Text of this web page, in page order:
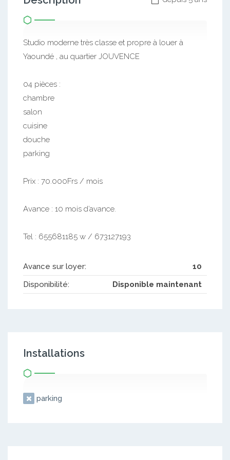
Studio moderne très classe et propre à louer à
Yaoundé , au quartier JOUVENCE
04 pièces :
chambre
salon
cuisine
douche
parking
Prix : 70.000Frs / mois
Avance : 10 mois d’avance.
Tel : 655681185 w / 673127193
Avance sur loyer:
10
Disponibilité:
Disponible maintenant
Installations
parking